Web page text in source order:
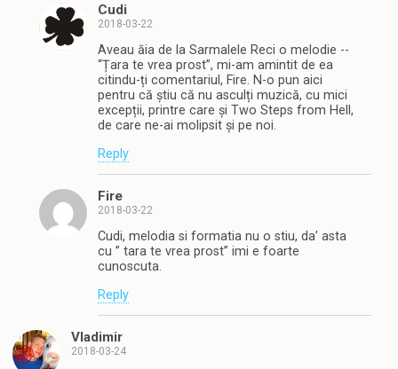
Cudi
2018-03-22
Aveau ăia de la Sarmalele Reci o melodie --
“Țara te vrea prost”, mi-am amintit de ea
citindu-ți comentariul, Fire. N-o pun aici
pentru că știu că nu asculți muzică, cu mici
excepții, printre care și Two Steps from Hell,
de care ne-ai molipsit și pe noi.
Reply
Fire
2018-03-22
Cudi, melodia si formatia nu o stiu, da’ asta
cu ” tara te vrea prost” imi e foarte
cunoscuta.
Reply
Vladimir
2018-03-24